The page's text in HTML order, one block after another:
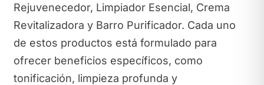
Rejuvenecedor, Limpiador Esencial, Crema
Revitalizadora y Barro Purificador. Cada uno
de estos productos está formulado para
ofrecer beneficios específicos, como
tonificación, limpieza profunda y